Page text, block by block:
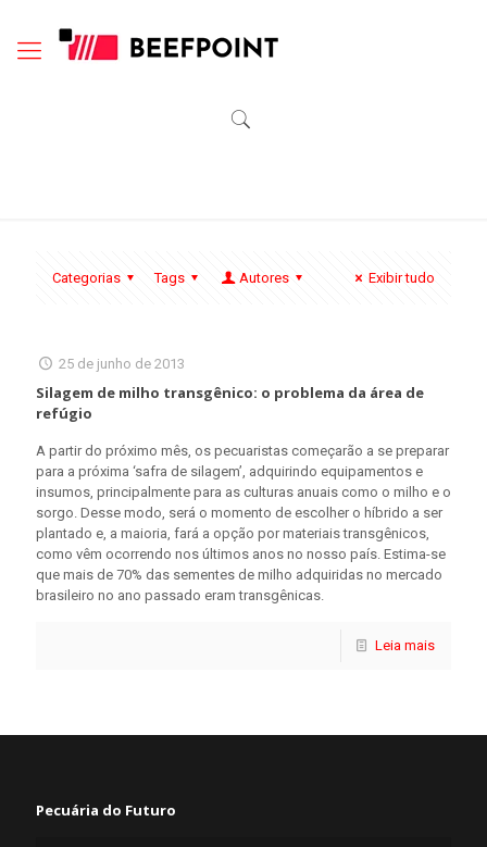
Categorias Tags Autores Exibir tudo
25 de junho de 2013
Silagem de milho transgênico: o problema da área de
refúgio
A partir do próximo mês, os pecuaristas começarão a se preparar
para a próxima ‘safra de silagem’, adquirindo equipamentos e
insumos, principalmente para as culturas anuais como o milho e o
sorgo. Desse modo, será o momento de escolher o híbrido a ser
plantado e, a maioria, fará a opção por materiais transgênicos,
como vêm ocorrendo nos últimos anos no nosso país. Estima-se
que mais de 70% das sementes de milho adquiridas no mercado
brasileiro no ano passado eram transgênicas.
Leia mais
Pecuária do Futuro